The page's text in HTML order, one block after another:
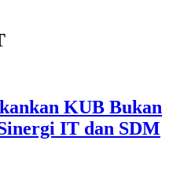
KUB Bukan
IT dan SDM